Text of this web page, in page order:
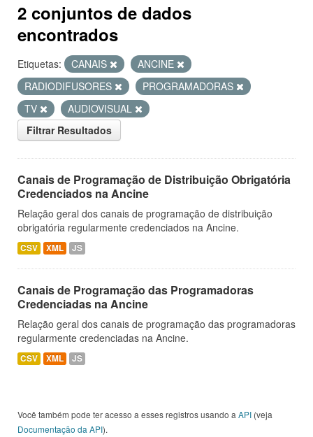
2 conjuntos de dados
encontrados
Etiquetas: CANAIS
ANCINE
RADIODIFUSORES
PROGRAMADORAS
TV
AUDIOVISUAL
Filtrar Resultados
Canais de Programação de Distribuição Obrigatória
Credenciados na Ancine
Relação geral dos canais de programação de distribuição
obrigatória regularmente credenciados na Ancine.
CSV XML JS
Canais de Programação das Programadoras
Credenciadas na Ancine
Relação geral dos canais de programação das programadoras
regularmente credenciadas na Ancine.
CSV XML JS
Você também pode ter acesso a esses registros usando a API (veja
Documentação da API).